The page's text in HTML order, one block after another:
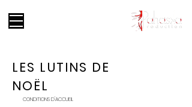
LES LUTINS DE
NO​ËL
CONDITIONS D'ACCUEIL